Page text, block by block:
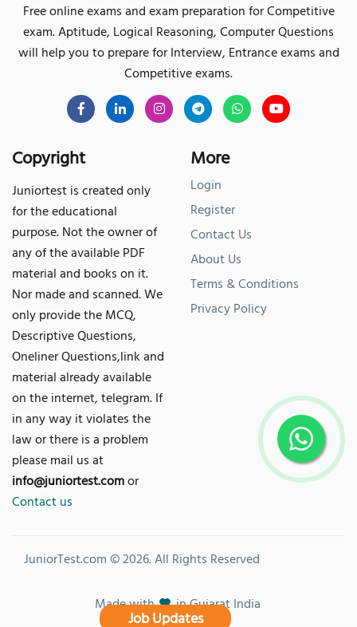
Free online exams and exam preparation for Competitive
exam. Aptitude, Logical Reasoning, Computer Questions
will help you to prepare for Interview, Entrance exams and
Competitive exams.
Copyright
Juniortest is created only
for the educational
purpose. Not the owner of
any of the available PDF
material and books on it.
Nor made and scanned. We
only provide the MCQ,
Descriptive Questions,
Oneliner Questions,link and
material already available
on the internet, telegram. If
in any way it violates the
law or there is a problem
please mail us at
info@juniortest.comor
Contact us
More
Login
Register
Contact Us
About Us
Terms & Conditions
Privacy Policy
JuniorTest.com © 2026. All Rights Reserved
Made with in Gujarat India
Job Updates